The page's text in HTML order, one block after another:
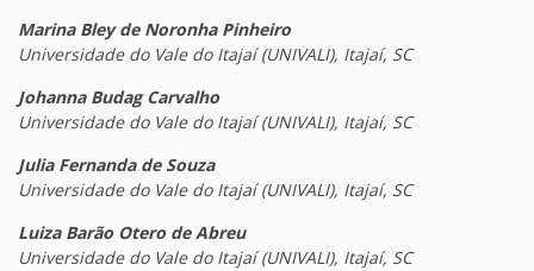
Marina Bley de Noronha Pinheiro
Universidade do Vale do Itajaí (UNIVALI), Itajaí, SC
Johanna Budag Carvalho
Universidade do Vale do Itajaí (UNIVALI), Itajaí, SC
Julia Fernanda de Souza
Universidade do Vale do Itajaí (UNIVALI), Itajaí, SC
Luiza Barão Otero de Abreu
Universidade do Vale do Itajaí (UNIVALI), Itajaí, SC